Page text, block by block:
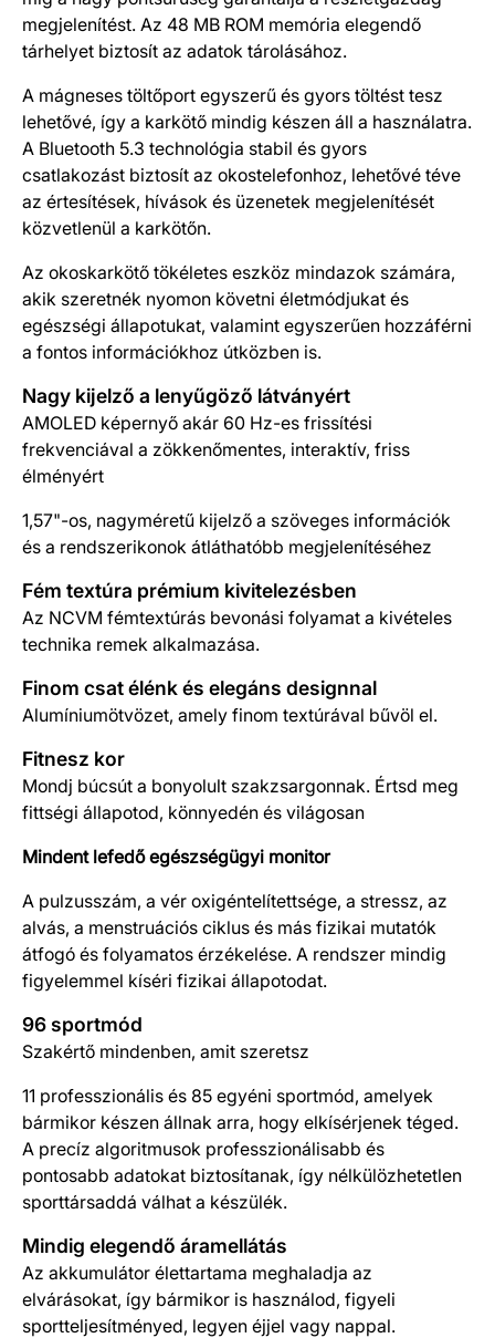
megjelenítést. Az 48 MB ROM memória elegendő
tárhelyet biztosít az adatok tárolásához.
A mágneses töltőport egyszerű és gyors töltést tesz
lehetővé, így a karkötő mindig készen áll a használatra.
A Bluetooth 5.3 technológia stabil és gyors
csatlakozást biztosít az okostelefonhoz, lehetővé téve
az értesítések, hívások és üzenetek megjelenítését
közvetlenül a karkötőn.
Az okoskarkötő tökéletes eszköz mindazok számára,
akik szeretnék nyomon követni életmódjukat és
egészségi állapotukat, valamint egyszerűen hozzáférni
a fontos információkhoz útközben is.
Nagy kijelző a lenyűgöző látványért
AMOLED képernyő akár 60 Hz-es frissítési
frekvenciával a zökkenőmentes, interaktív, friss
élményért
1,57"-os, nagyméretű kijelző a szöveges információk
és a rendszerikonok átláthatóbb megjelenítéséhez
Fém textúra prémium kivitelezésben
Az NCVM fémtextúrás bevonási folyamat a kivételes
technika remek alkalmazása.
Finom csat élénk és elegáns designnal
Alumíniumötvözet, amely finom textúrával bűvöl el.
Fitnesz kor
Mondj búcsút a bonyolult szakzsargonnak. Értsd meg
fittségi állapotod, könnyedén és világosan
Mindent lefedő egészségügyi monitor
A pulzusszám, a vér oxigéntelítettsége, a stressz, az
alvás, a menstruációs ciklus és más fizikai mutatók
átfogó és folyamatos érzékelése. A rendszer mindig
figyelemmel kíséri fizikai állapotodat.
96 sportmód
Szakértő mindenben, amit szeretsz
11 professzionális és 85 egyéni sportmód, amelyek
bármikor készen állnak arra, hogy elkísérjenek téged.
A precíz algoritmusok professzionálisabb és
pontosabb adatokat biztosítanak, így nélkülözhetetlen
sporttársaddá válhat a készülék.
Mindig elegendő áramellátás
Az akkumulátor élettartama meghaladja az
elvárásokat, így bármikor is használod, figyeli
sportteljesítményed, legyen éjjel vagy nappal.